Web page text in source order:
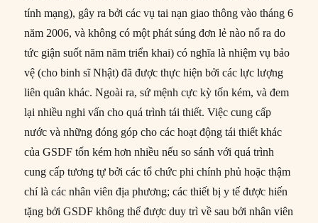
tính mạng), gây ra bởi các vụ tai nạn giao thông vào tháng 6
năm 2006, và không có một phát súng đơn lẻ nào nổ ra do
tức giận suốt năm năm triển khai) có nghĩa là nhiệm vụ bảo
vệ (cho binh sĩ Nhật) đã được thực hiện bởi các lực lượng
liên quân khác. Ngoài ra, sứ mệnh cực kỳ tốn kém, và đem
lại nhiều nghi vấn cho quá trình tái thiết. Việc cung cấp
nước và những đóng góp cho các hoạt động tái thiết khác
của GSDF tốn kém hơn nhiều nếu so sánh với quá trình
cung cấp tương tự bởi các tổ chức phi chính phủ hoặc thậm
chí là các nhân viên địa phương; các thiết bị y tế được hiến
tặng bởi GSDF không thể được duy trì về sau bởi nhân viên